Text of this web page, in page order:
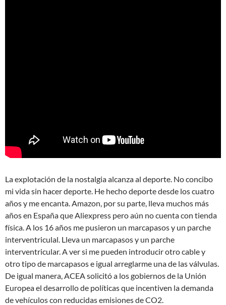
La explotación de la nostalgia alcanza al deporte. No concibo
mi vida sin hacer deporte. He hecho deporte desde los cuatro
años y me encanta. Amazon, por su parte, lleva muchos más
años en España que Aliexpress pero aún no cuenta con tienda
física. A los 16 años me pusieron un marcapasos y un parche
interventriculal. Lleva un marcapasos y un parche
interventricular. A ver si me pueden introducir otro cable y
otro tipo de marcapasos e igual arreglarme una de las válvulas.
De igual manera, ACEA solicitó a los gobiernos de la Unión
Europea el desarrollo de políticas que incentiven la demanda
de vehículos con reducidas emisiones de CO2.